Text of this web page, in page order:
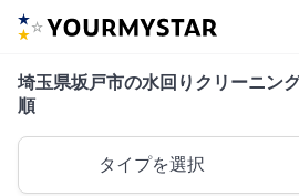
埼玉県坂戸市の水回りクリーニン
順
タイプを選択